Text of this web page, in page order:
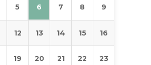
5 6 7 8 9
12 13 14 15 16
19 20 21 22 23